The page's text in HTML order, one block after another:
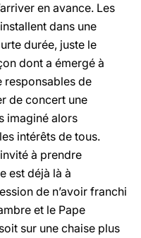
en avance. Les
dans une
durée, juste le
dont a émergé à
responsables de
de concert une
imaginé alors
intérêts de tous.
à prendre
est déjà là à
de n’avoir franchi
et le Pape
sur une chaise plus